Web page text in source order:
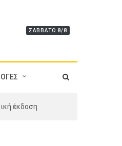
ΣΆΒΒΑΤΟ 8/8
έκδοση